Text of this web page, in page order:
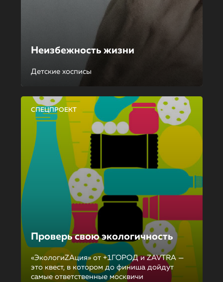
Неизбежность жизни
Детские хосписы
СПЕЦПРОЕКТ
Проверь свою экологичность
«ЭкологиZAция» от +1ГОРОД и ZAVTRA —
это квест, в котором до финиша дойдут
самые ответственные москвичи